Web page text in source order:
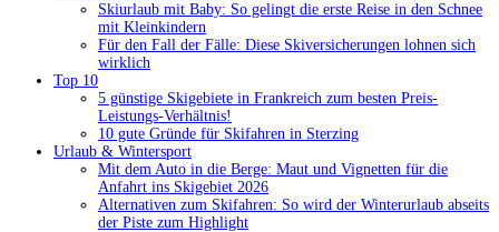
Skiurlaub mit Baby: So gelingt die erste Reise in den Schnee
mit Kleinkindern
Für den Fall der Fälle: Diese Skiversicherungen lohnen sich
wirklich
Top 10
5 günstige Skigebiete in Frankreich zum besten Preis-
Leistungs-Verhältnis!
10 gute Gründe für Skifahren in Sterzing
Urlaub & Wintersport
Mit dem Auto in die Berge: Maut und Vignetten für die
Anfahrt ins Skigebiet 2026
Alternativen zum Skifahren: So wird der Winterurlaub abseits
der Piste zum Highlight